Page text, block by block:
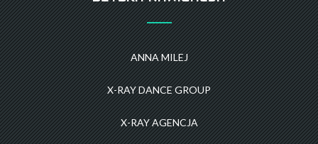
ANNA MILEJ
X-RAY DANCE GROUP
X-RAY AGENCJA